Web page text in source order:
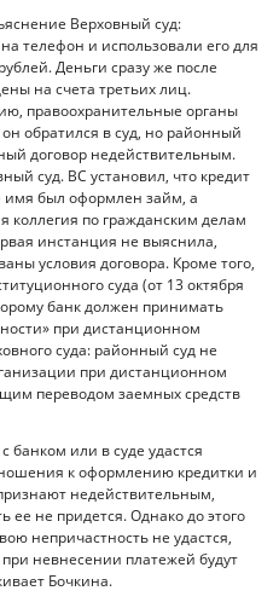
Верховный суд:
телефон и использовали его для
Деньги сразу же после
на счета третьих лиц.
правоохранительные органы
обратился в суд, но районный
договор недействительным.
суд. ВС установил, что кредит
имя был оформлен займ, а
коллегия по гражданским делам
инстанция не выяснила,
условия договора. Кроме того,
суда (от 13 октября
банк должен принимать
при дистанционном
суда: районный суд не
при дистанционном
переводом заемных средств
банком или в суде удастся
к оформлению кредитки и
недействительным,
ее не придется. Однако до этого
непричастность не удастся,
невнесении платежей будут
Бочкина.